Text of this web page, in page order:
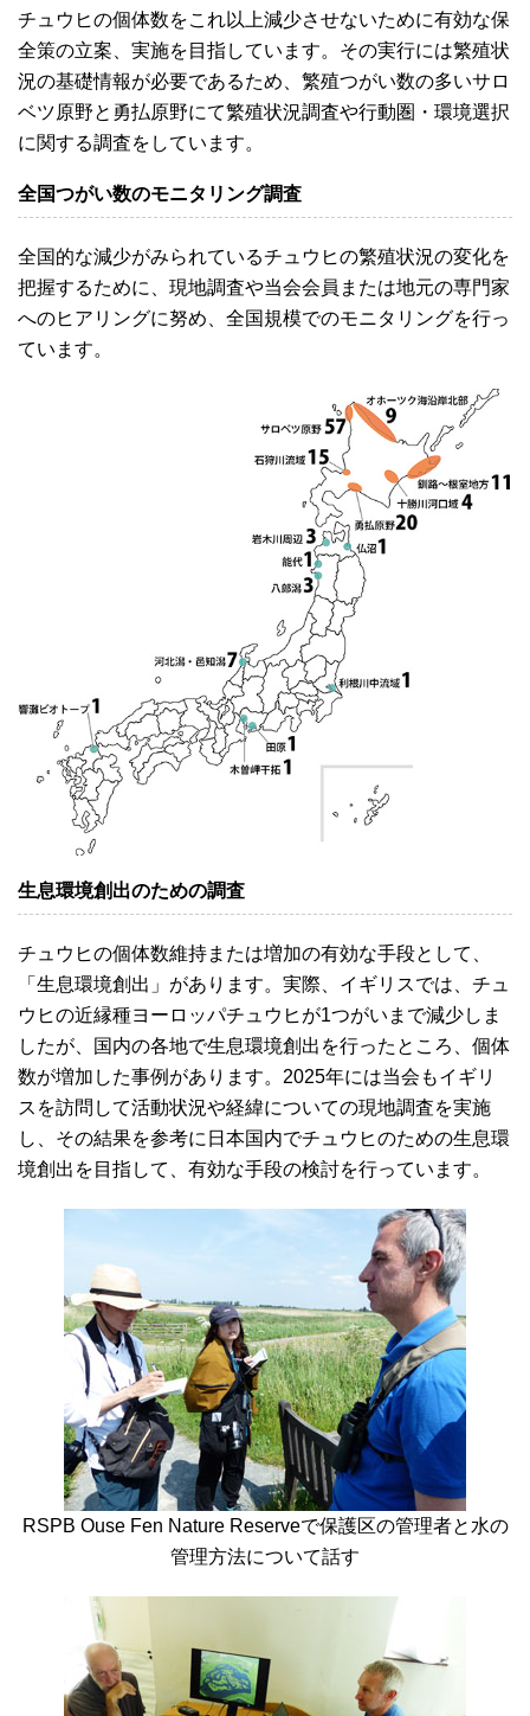
チュウヒの個体数をこれ以上減少させないために有効な保
全策の立案、実施を目指しています。その実行には繁殖状
況の基礎情報が必要であるため、繁殖つがい数の多いサロ
ベツ原野と勇払原野にて繁殖状況調査や行動圏・環境選択
に関する調査をしています。
全国つがい数のモニタリング調査
全国的な減少がみられているチュウヒの繁殖状況の変化を
把握するために、現地調査や当会会員または地元の専門家
へのヒアリングに努め、全国規模でのモニタリングを行っ
ています。
生息環境創出のための調査
チュウヒの個体数維持または増加の有効な手段として、
「生息環境創出」があります。実際、イギリスでは、チュ
ウヒの近縁種ヨーロッパチュウヒが1つがいまで減少しま
したが、国内の各地で生息環境創出を行ったところ、個体
数が増加した事例があります。2025年には当会もイギリ
スを訪問して活動状況や経緯についての現地調査を実施
し、その結果を参考に日本国内でチュウヒのための生息環
境創出を目指して、有効な手段の検討を行っています。
RSPB Ouse Fen Nature Reserveで保護区の管理者と水の
管理方法について話す